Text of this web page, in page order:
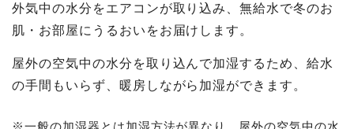
外気中の水分をエアコンが取り込み、無給水で冬のお
肌・お部屋にうるおいをお届けします。
屋外の空気中の水分を取り込んで加湿するため、給水
の手間もいらず、暖房しながら加湿ができます。
※一般の加湿器とは加湿方法が異なり、屋外の空気中の水